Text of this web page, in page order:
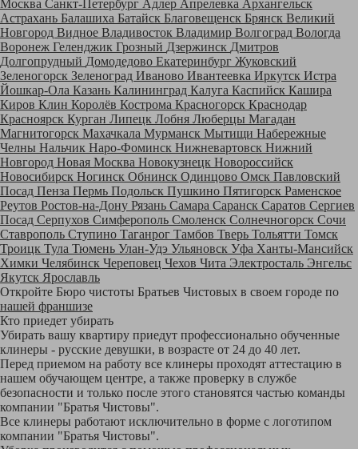
Москва Санкт-Петербург Адлер Апрелевка Архангельск
Астрахань Балашиха Батайск Благовещенск Брянск Великий
Новгород Видное Владивосток Владимир Волгоград Вологда
Воронеж Геленджик Грозный Дзержинск Дмитров
Долгопрудный Домодедово Екатеринбург Жуковский
Зеленогорск Зеленоград Иваново Ивантеевка Иркутск Истра
Йошкар-Ола Казань Калининград Калуга Каспийск Кашира
Киров Клин Королёв Кострома Красногорск Краснодар
Красноярск Курган Липецк Лобня Люберцы Магадан
Магнитогорск Махачкала Мурманск Мытищи Набережные
Челны Нальчик Наро-Фоминск Нижневартовск Нижний
Новгород Новая Москва Новокузнецк Новороссийск
Новосибирск Ногинск Обнинск Одинцово Омск Павловский
Посад Пенза Пермь Подольск Пушкино Пятигорск Раменское
Реутов Ростов-на-Дону Рязань Самара Саранск Саратов Сергиев
Посад Серпухов Симферополь Смоленск Солнечногорск Сочи
Ставрополь Ступино Таганрог Тамбов Тверь Тольятти Томск
Троицк Тула Тюмень Улан-Удэ Ульяновск Уфа Ханты-Мансийск
Химки Челябинск Череповец Чехов Чита Электросталь Энгельс
Якутск Ярославль
Откройте Бюро чистоты Братьев Чистовых в своем городе по
нашей франшизе
Кто приедет убирать
Убирать вашу квартиру приедут профессионально обученные
клинеры - русские девушки, в возрасте от 24 до 40 лет.
Перед приемом на работу все клинеры проходят аттестацию в
нашем обучающем центре, а также проверку в службе
безопасности и только после этого становятся частью команды
компании "Братья Чистовы".
Все клинеры работают исключительно в форме с логотипом
компании "Братья Чистовы".